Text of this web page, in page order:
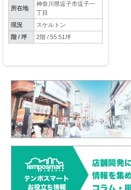
所在地
神奈川県逗子市逗子一
丁目
現況
スケルトン
階 / 坪
2階 / 55.51坪